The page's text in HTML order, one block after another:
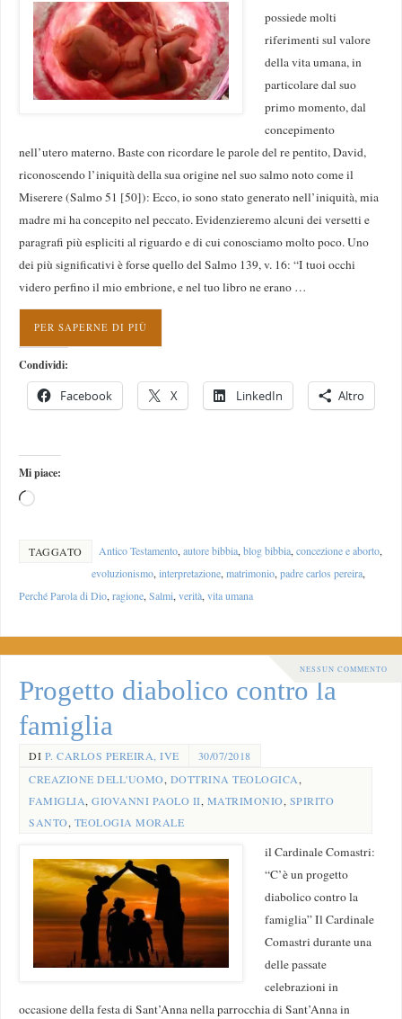
possiede molti
riferimenti sul valore
della vita umana, in
particolare dal suo
primo momento, dal
concepimento
nell’utero materno. Baste con ricordare le parole del re pentito, David,
riconoscendo l’iniquità della sua origine nel suo salmo noto come il
Miserere (Salmo 51 [50]): Ecco, io sono stato generato nell’iniquità, mia
madre mi ha concepito nel peccato. Evidenzieremo alcuni dei versetti e
paragrafi più espliciti al riguardo e di cui conosciamo molto poco. Uno
dei più significativi è forse quello del Salmo 139, v. 16: “I tuoi occhi
videro perfino il mio embrione, e nel tuo libro ne erano …
PER SAPERNE DI PIÙ
Condividi:
Facebook X LinkedIn Altro
Mi piace:
TAGGATO Antico Testamento, autore bibbia, blog bibbia, concezione e aborto,
evoluzionismo, interpretazione, matrimonio, padre carlos pereira,
Perché Parola di Dio,ragione,Salmi,verità,vita umana
NESSUN COMMENTO
Progetto diabolico contro la
famiglia
DI P. CARLOS PEREIRA, IVE
30/07/2018
CREAZIONE DELL'UOMO, DOTTRINA TEOLOGICA,
FAMIGLIA,GIOVANNI PAOLO II, MATRIMONIO, SPIRITO
SANTO, TEOLOGIA MORALE
il Cardinale Comastri:
“C’è un progetto
diabolico contro la
famiglia” Il Cardinale
Comastri durante una
delle passate
celebrazioni in
occasione della festa di Sant’Anna nella parrocchia di Sant’Anna in